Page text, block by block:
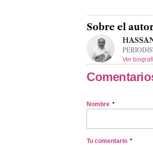
Sobre el
Ver
Nombre *
Tu comentario *